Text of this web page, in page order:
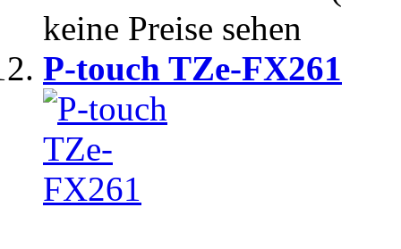
keine Preise sehen
P-touch TZe-FX261